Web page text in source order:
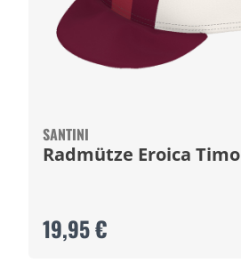
SANTINI
Radmütze Eroica Timo
19,95 €